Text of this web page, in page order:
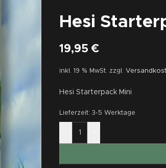
Hesi
19,95 €
inkl. 19 % MwSt. zzgl.
Hesi Starterpack Mini
Lieferzeit: 3-5 Werktage